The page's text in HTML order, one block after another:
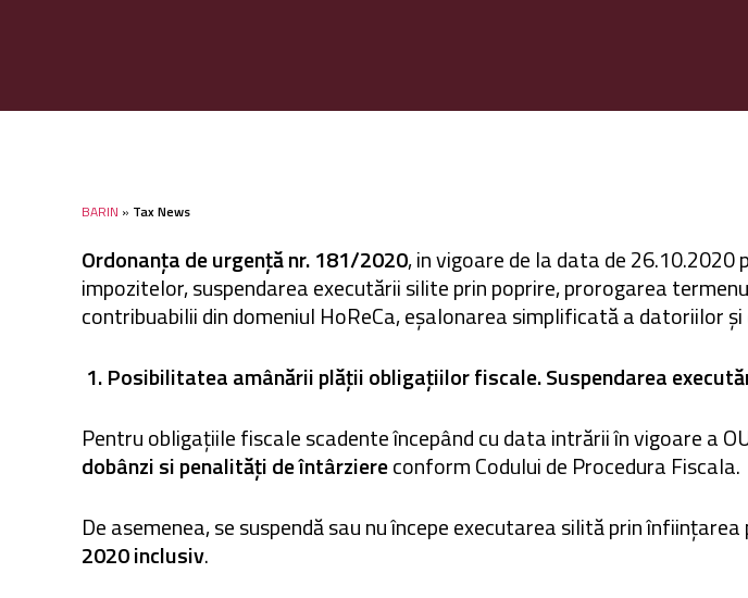
BARIN » Tax News
Ordonanța de urgență nr. 181/2020, in vigoare de la data de
impozitelor, suspendarea executării silite prin poprire, prorogarea
contribuabilii din domeniul HoReCa, eșalonarea simplificată a datoriilor
1.Posibilitatea amânării plății obligațiilor fiscale. Suspendarea
Pentru obligațiile fiscale scadente începând cu data intrării în vigoare a
dobânzi si penalități de întârziereconform Codului de Procedura Fiscala.
De asemenea, se suspendă sau nu începe executarea silită prin
2020 inclusiv.